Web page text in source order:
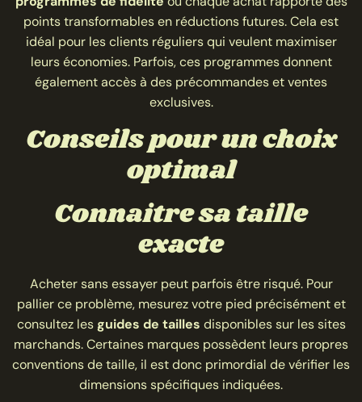
points transformables en réductions futures. Cela est
idéal pour les clients réguliers qui veulent maximiser
leurs économies. Parfois, ces programmes donnent
également accès à des précommandes et ventes
exclusives.
Conseils pour un choix
optimal
Connaitre sa taille
exacte
Acheter sans essayer peut parfois être risqué. Pour
pallier ce problème, mesurez votre pied précisément et
consultez lesguides de tailles disponibles sur les sites
marchands. Certaines marques possèdent leurs propres
conventions de taille, il est donc primordial de vérifier les
dimensions spécifiques indiquées.